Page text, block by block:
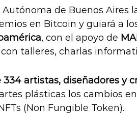
de Buenos Aires
en Bitcoin y guiará a
, con el apoyo de
talleres, charlas
334 artistas, diseñadores y
plásticas los cambios
(Non Fungible Token).